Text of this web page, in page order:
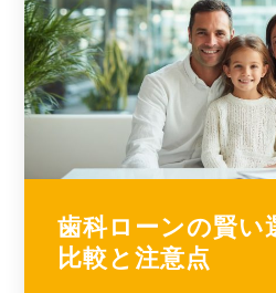
歯科ローンの賢い
比較と注意点